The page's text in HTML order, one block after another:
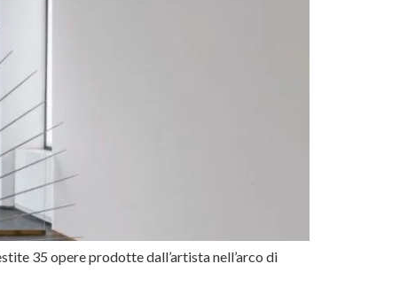
35 opere prodotte dall’artista nell’arco di